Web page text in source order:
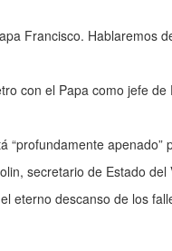
Francisco. Hablaremos
con el Papa como jefe
“profundamente
secretario de Estado
eterno descanso de los